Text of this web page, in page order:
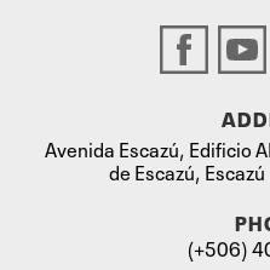
Avenida Escazú, Edificio
de Escazú,
(+506)